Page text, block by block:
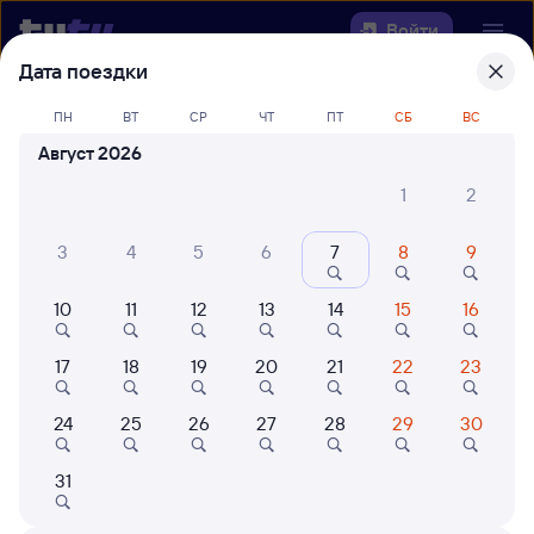
Войти
Выберите день, чтобы найтиж/д
билеты Угольная — Бада
42 млн путешествуют с
Дата поездки
ПН ВТ СР ЧТ ПТ СБ ВС
Август 2026
1
2
3 4 5 6 7 8 9
10 11 12 13 14 15 16
17 18 19 20 21 22 23
24 25 26 27 28 29 30
31